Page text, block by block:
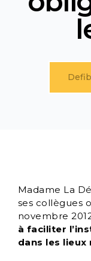
Madame La
ses collègues
novembre
à faciliter
dans les